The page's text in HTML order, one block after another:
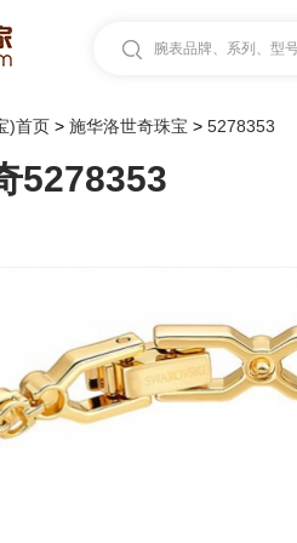
腕表品牌、系列、型
)首页 > 施华洛世奇珠宝 > 5278353
5278353